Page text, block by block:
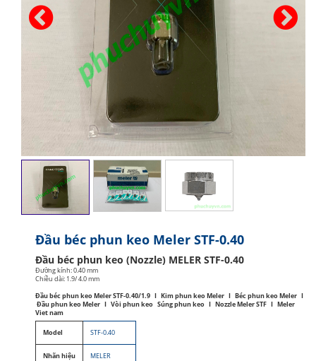
Đầu béc phun keo Meler STF-0.40
Đầu béc phun keo (Nozzle) MELER STF-0.40
Đường kính: 0.40 mm
Chiều dài: 1.9/ 4.0 mm
Đầu béc phun keo Meler STF-0.40/1.9 I Kim phun keo Meler I Béc phun keo Meler I
Đầu phun keo Meler I Vòi phun keo Súng phun keo I Nozzle Meler STF I Meler
Viet nam
Model STF-0.40
Nhãn hiệu MELER